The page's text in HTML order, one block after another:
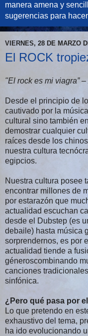
manera amena y
sugerencias para
VIERNES, 28 DE MARZO
El ROCK
"El rock es mi viagra” –
Desde el principio de
cautivado por la
cultural sino también
demostrar cualquier
raíces desde los
nuestra cultura
egipcios.
Nuestra cultura posee
encontrar millones de
por estarazón que
actualidad escuchan
desde el Dubstep (es
debaile) hasta música
sorprendernos, es por
actualidad tiende a
géneroscombinando
canciones
sinfónica.
¿Pero qué pasa por
Lo que pretendo en
exhaustivo del tema,
ha ido evolucionando